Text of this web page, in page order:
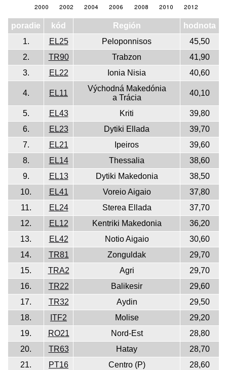
poradie kód Región
hodnota
1.
EL25 Peloponnisos
45,50
2.
TR90 Trabzon
41,90
3.
EL22 Ionia Nisia 40,60
4. EL11
Východná Makedónia
a Trácia
40,10
5. EL43 Kriti
39,80
6.
EL23 Dytiki Ellada
39,70
7.
EL21 Ipeiros
39,60
8.
EL14 Thessalia
38,60
9.
EL13 Dytiki Makedonia
38,50
10.
EL41 Voreio Aigaio
37,80
11.
EL24 Sterea Ellada
37,70
12.
EL12 Kentriki Makedonia
36,20
13.
EL42 Notio Aigaio
30,60
14.
TR81 Zonguldak
29,70
15.
TRA2 Agri
29,70
16.
TR22 Balikesir
29,60
17.
TR32 Aydin
29,50
18.
ITF2 Molise
29,20
19.
RO21 Nord-Est
28,80
20.
TR63 Hatay
28,70
21.
PT16 Centro (P)
28,60